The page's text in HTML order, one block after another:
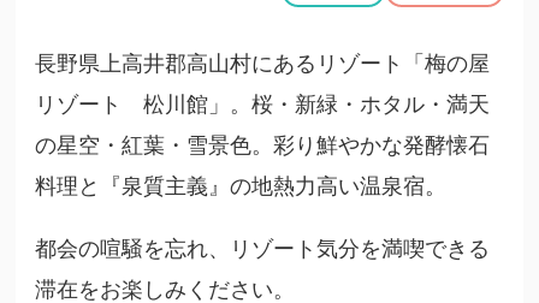
長野県上高井郡高山村にあるリゾート「梅の屋
リゾート 松川館」。桜・新緑・ホタル・満天
の星空・紅葉・雪景色。彩り鮮やかな発酵懐石
料理と『泉質主義』の地熱力高い温泉宿。
都会の喧騒を忘れ、リゾート気分を満喫できる
滞在をお楽しみください。